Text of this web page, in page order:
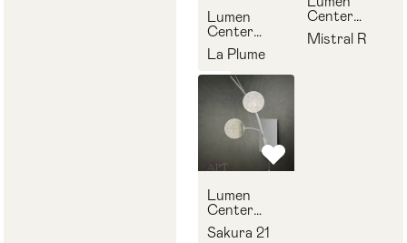
Lumen
Center
Italia
La Plume
Center
Italia
Mistral R
Lumen
Center
Italia
Sakura 21